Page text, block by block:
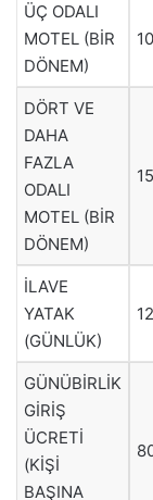
ÜÇ ODALI
MOTEL (BİR
DÖNEM)
DÖRT VE
DAHA
FAZLA
ODALI
MOTEL (BİR
DÖNEM)
İLAVE
YATAK
(GÜNLÜK)
GÜNÜBİRLİK
GİRİŞ
ÜCRETİ
(KİŞİ
BAŞINA